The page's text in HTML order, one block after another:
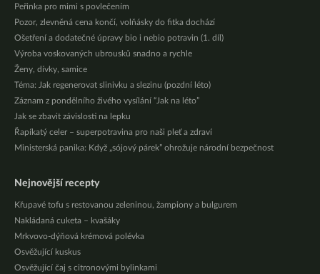
Peřinka pro mimi s povlečením
Pozor, zlevněná cena končí, volňásky do fitka dochází
Ošetření a dodatečné úpravy bio i nebio potravin (1. díl)
Výroba voskovaných ubrousků snadno a rychle
Ženy, dívky, samice
Téma: Jak regenerovat slinivku a slezinu (pozdní léto)
Záznam z pondělního živého vysílání “Jak na léto”
Jak se zbavit závislosti na lepku
Řapíkatý celer – superpotravina pro naši pleť a zdraví
Ministerská panika: Když „sójový párek” ohrožuje národní bezpečnost
Nejnovější recepty
Křupavé tofu s restovanou zeleninou, žampiony a bulgurem
Nakládaná cuketa – kvašáky
Mrkvovo-dýňová krémová polévka
Osvěžující kuskus
Osvěžující čaj s citronovými bylinkami